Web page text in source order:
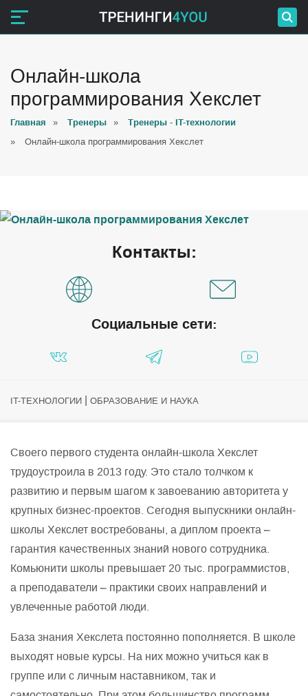
Онлайн-школа
программирования Хекслет
Главная » Тренеры » Тренеры - IT-технологии
» Онлайн-школа программирования Хекслет
Контакты:
Социальные сети:
IT-ТЕХНОЛОГИИ | ОБРАЗОВАНИЕ И НАУКА
Своего первого студента онлайн-школа Хекслет
трудоустроила в 2013 году. Это стало толчком к
развитию и первым шагом к завоеванию авторитета у
крупных бизнес-проектов. Сегодня выпускники онлайн-
школы Хекслет востребованы, а диплом проекта –
гарантия качественных знаний нового сотрудника.
Комьюнити школы превышает 20 тыс. программистов,
а преподаватели – практики своих направлений и
увлеченные работой люди.
База знания Хекслета постоянно пополняется. В школе
выходят новые курсы. На них можно учиться как в
группе или с личным наставником, так и